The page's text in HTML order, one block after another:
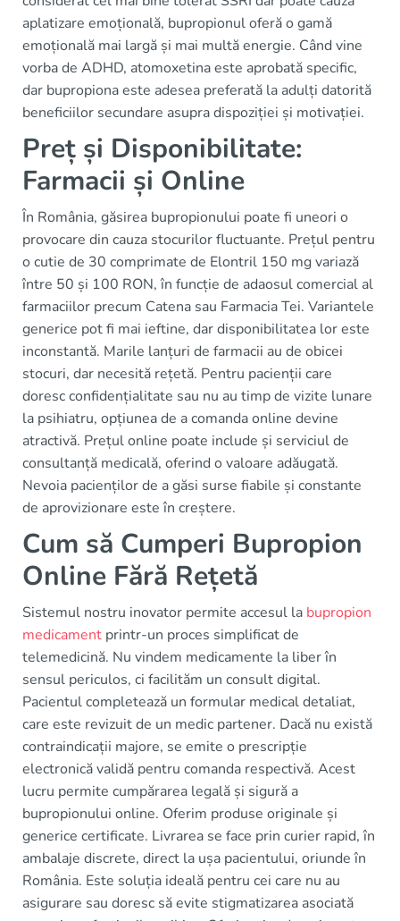
aplatizare emoțională, bupropionul oferă o gamă
emoțională mai largă și mai multă energie. Când vine
vorba de ADHD, atomoxetina este aprobată specific,
dar bupropiona este adesea preferată la adulți datorită
beneficiilor secundare asupra dispoziției și motivației.
Preț și Disponibilitate:
Farmacii și Online
În România, găsirea bupropionului poate fi uneori o
provocare din cauza stocurilor fluctuante. Prețul pentru
o cutie de 30 comprimate de Elontril 150 mg variază
între 50 și 100 RON, în funcție de adaosul comercial al
farmaciilor precum Catena sau Farmacia Tei. Variantele
generice pot fi mai ieftine, dar disponibilitatea lor este
inconstantă. Marile lanțuri de farmacii au de obicei
stocuri, dar necesită rețetă. Pentru pacienții care
doresc confidențialitate sau nu au timp de vizite lunare
la psihiatru, opțiunea de a comanda online devine
atractivă. Prețul online poate include și serviciul de
consultanță medicală, oferind o valoare adăugată.
Nevoia pacienților de a găsi surse fiabile și constante
de aprovizionare este în creștere.
Cum să Cumperi Bupropion
Online Fără Rețetă
Sistemul nostru inovator permite accesul la bupropion
medicament printr-un proces simplificat de
telemedicină. Nu vindem medicamente la liber în
sensul periculos, ci facilităm un consult digital.
Pacientul completează un formular medical detaliat,
care este revizuit de un medic partener. Dacă nu există
contraindicații majore, se emite o prescripție
electronică validă pentru comanda respectivă. Acest
lucru permite cumpărarea legală și sigură a
bupropionului online. Oferim produse originale și
generice certificate. Livrarea se face prin curier rapid, în
ambalaje discrete, direct la ușa pacientului, oriunde în
România. Este soluția ideală pentru cei care nu au
asigurare sau doresc să evite stigmatizarea asociată